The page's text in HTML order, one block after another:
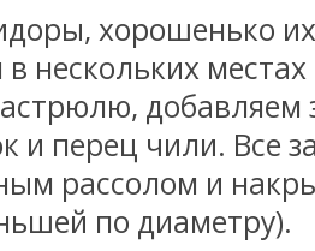
хорошенько
нескольких
добавляем
и перец чили. Все
рассолом и
по диаметру).